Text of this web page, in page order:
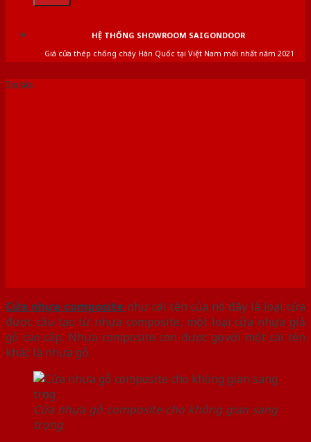
HỆ THỐNG SHOWROOM SAIGONDOOR
Giá cửa thép chống cháy Hàn Quốc tại Việt Nam mới nhất năm 2021
Tin tức
Cửa nhựa composite như cái tên của nó đây là loại cửa
được cấu tạo từ nhựa composite, một loại cửa nhựa giả
gỗ cao cấp. Nhựa composite còn được gọi với một cái tên
khác là nhựa gỗ.
Cửa nhựa gỗ composite cho không gian sang
trọng